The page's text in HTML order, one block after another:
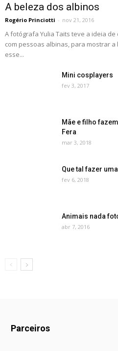
A beleza dos albinos
Rogério Princiotti - nov 21, 2016
A fotógrafa Yulia Taits teve a ideia
com pessoas albinas, para mostrar a
esse...
Mini cosplayers
fev 3, 2017
Mãe e filho
Fera
mar 3, 2018
Que tal fazer
fev 6, 2018
Animais nada
abr 7, 2016
Parceiros